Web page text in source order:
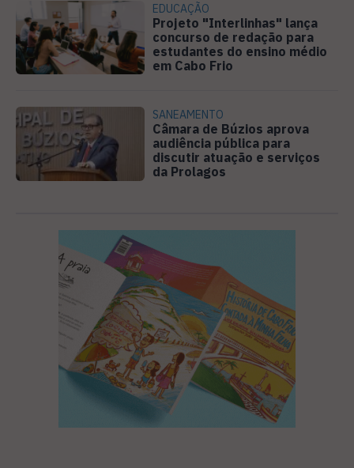
EDUCAÇÃO
Projeto "Interlinhas" lança
concurso de redação para
estudantes do ensino médio
em Cabo Frio
SANEAMENTO
Câmara de Búzios aprova
audiência pública para
discutir atuação e serviços
da Prolagos